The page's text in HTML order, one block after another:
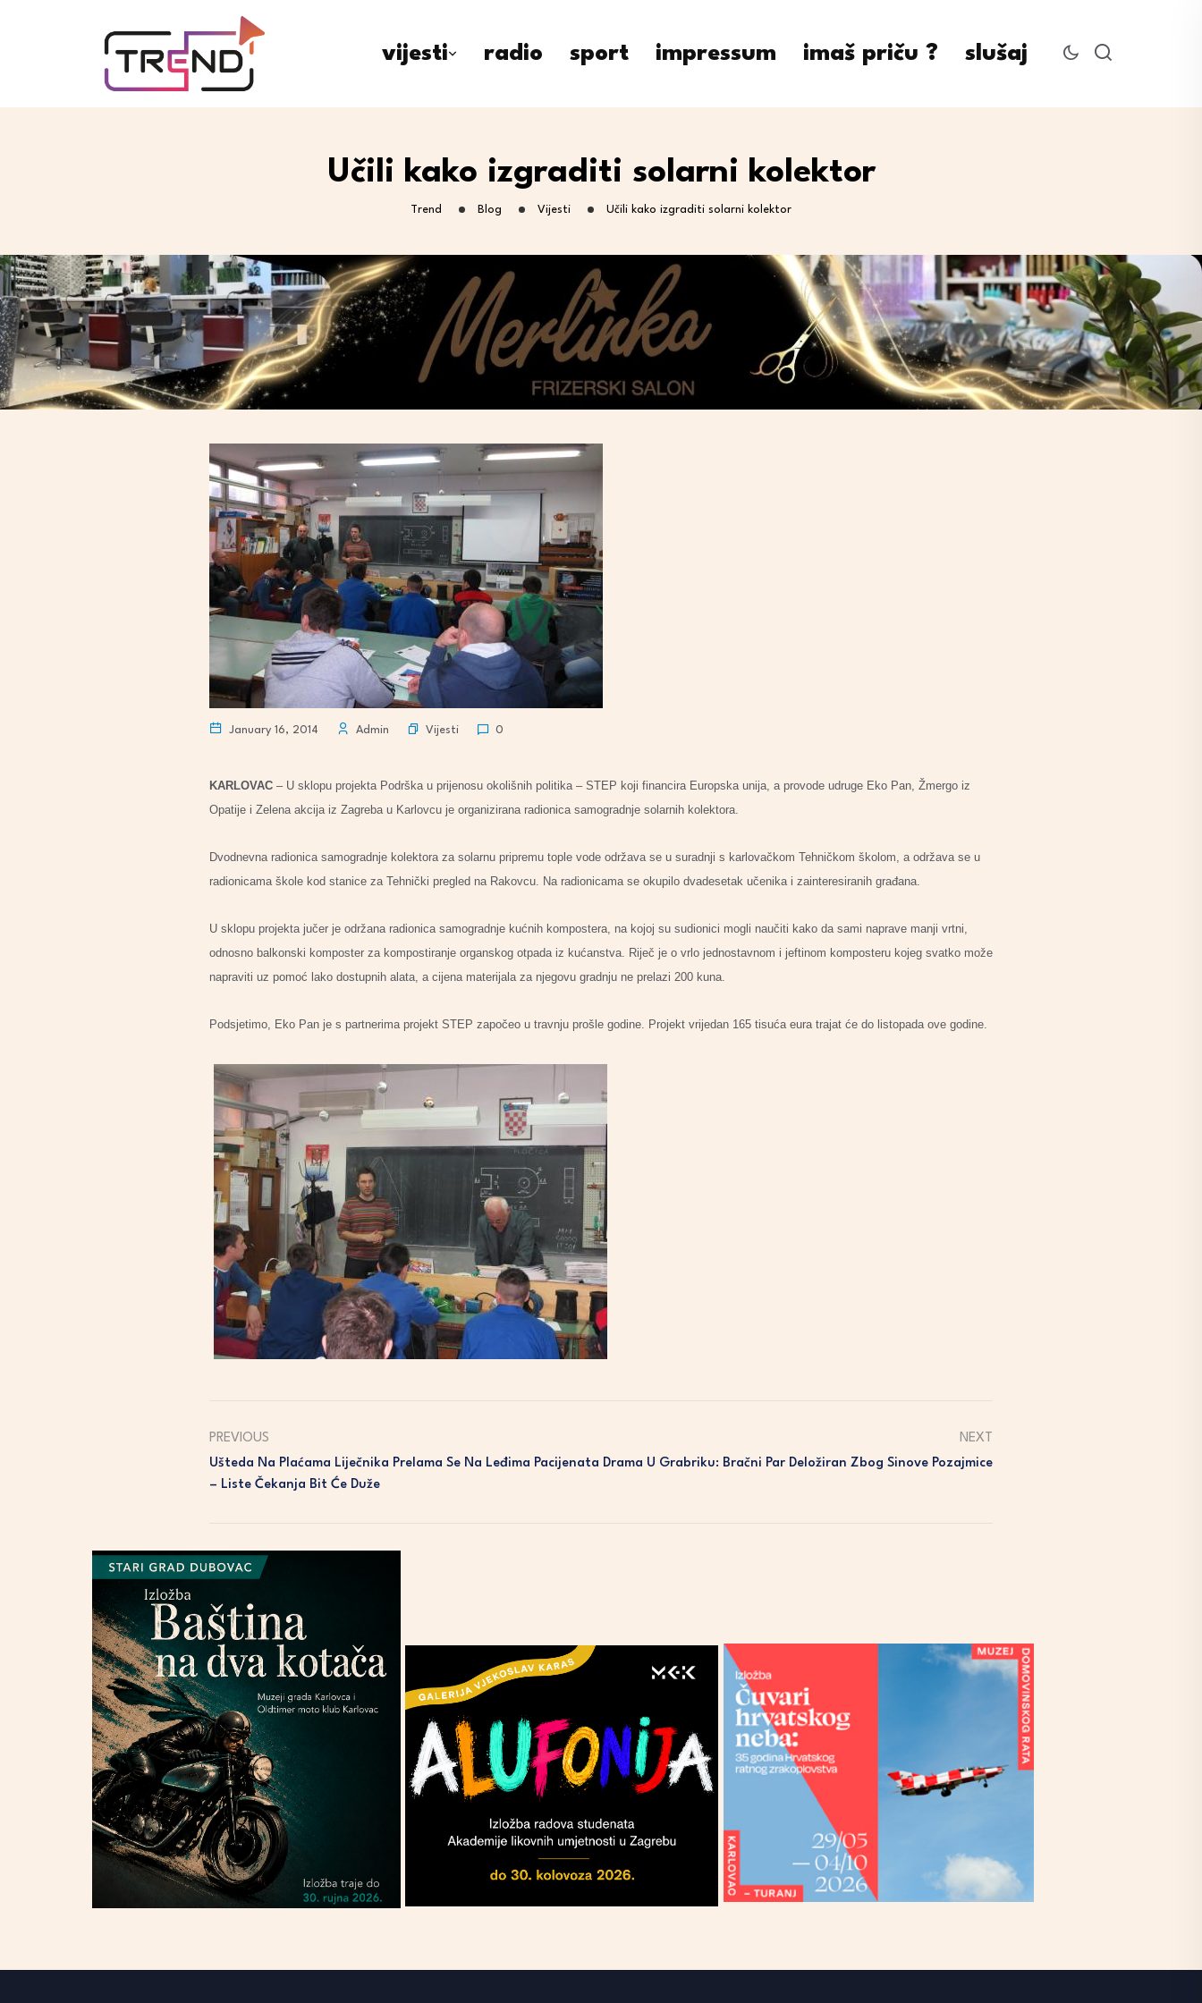
vijesti radio sport impressum imaš priču ? slušaj
Učili kako izgraditi solarni kolektor
Trend Blog Vijesti Učili kako izgraditi solarni kolektor
January 16, 2014 Admin Vijesti 0
KARLOVAC – U sklopu projekta Podrška u prijenosu okolišnih politika – STEP koji financira Europska unija, a provode udruge Eko Pan, Žmergo iz
Opatije i Zelena akcija iz Zagreba u Karlovcu je organizirana radionica samogradnje solarnih kolektora.
Dvodnevna radionica samogradnje kolektora za solarnu pripremu tople vode održava se u suradnji s karlovačkom Tehničkom školom, a održava se u
radionicama škole kod stanice za Tehnički pregled na Rakovcu. Na radionicama se okupilo dvadesetak učenika i zainteresiranih građana.
U sklopu projekta jučer je održana radionica samogradnje kućnih kompostera, na kojoj su sudionici mogli naučiti kako da sami naprave manji vrtni,
odnosno balkonski komposter za kompostiranje organskog otpada iz kućanstva. Riječ je o vrlo jednostavnom i jeftinom komposteru kojeg svatko može
napraviti uz pomoć lako dostupnih alata, a cijena materijala za njegovu gradnju ne prelazi 200 kuna.
Podsjetimo, Eko Pan je s partnerima projekt STEP započeo u travnju prošle godine. Projekt vrijedan 165 tisuća eura trajat će do listopada ove godine.
PREVIOUS
Ušteda Na Plaćama Liječnika Prelama Se Na Leđima Pacijenata
– Liste Čekanja Bit Će Duže
NEXT
Drama U Grabriku: Bračni Par Deložiran Zbog Sinove Pozajmice